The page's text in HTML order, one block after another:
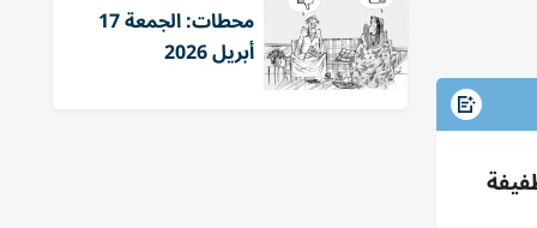
ساعة مع فروق طفيفة
محطات: الجمعة 17
أبريل 2026